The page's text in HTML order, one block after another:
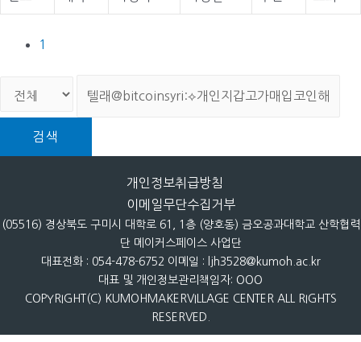
1
검색
개인정보취급방침
이메일무단수집거부
(05516) 경상북도 구미시 대학로 61, 1층 (양호동) 금오공과대학교 산학협력
단 메이커스페이스 사업단
대표전화 : 054-478-6752 이메일 : ljh3528@kumoh.ac.kr
대표 및 개인정보관리책임자: OOO
COPYRIGHT(C) KUMOHMAKERVILLAGE CENTER ALL RIGHTS
RESERVED.